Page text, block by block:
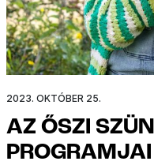
2023. OKTÓBER 25.
AZ ŐSZI